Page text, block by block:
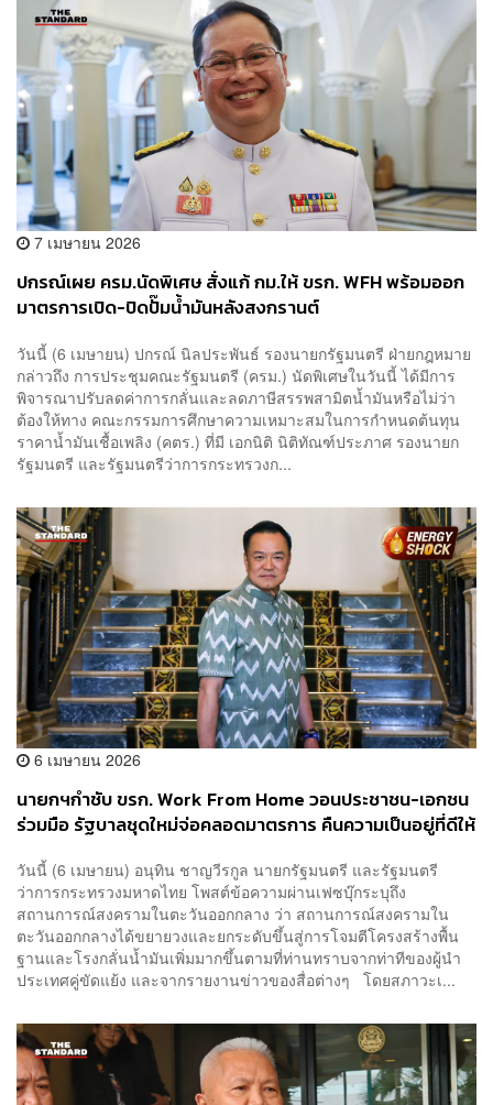
7 เมษายน 2026
ปกรณ์​เผย ครม.นัดพิเศษ​ สั่งแก้ กม.ให้ ขรก. WFH พร้อมออก
มาตรการเปิด​-​ปิดปั๊มน้ำมันหลังสงกรานต์​
วันนี้ (6 เมษายน) ปกรณ์ นิลประพันธ์ รองนายกรัฐมนตรี ฝ่ายกฎหมาย​
กล่าวถึง การประชุมคณะรัฐมนตรี (ครม.) นัดพิเศษในวันนี้ ได้มีการ
พิจารณาปรับลดค่าการกลั่นและลดภาษีสรรพสามิตน้ำมันหรือไม่ว่า
ต้องให้ทาง คณะกรรมการศึกษาความเหมาะสมในการกำหนดต้นทุน
ราคาน้ำมันเชื้อเพลิง​ (คตร​.) ที่มี เอกนิ​ติ​ นิติ​ทัณฑ์​ประภาศ​ รองนายก​
รัฐมนตรี​ และ​รัฐมนตรี​ว่าการ​กระทรวง​ก...
6 เมษายน 2026
นายกฯกำชับ ขรก. Work From Home วอนประชาชน-เอกชน
ร่วมมือ รัฐบาลชุดใหม่จ่อคลอดมาตรการ คืนความเป็นอยู่ที่ดีให้
วันนี้ (6 เมษายน) อนุทิน ชาญวีรกูล นายกรัฐมนตรี และรัฐมนตรี
ว่าการกระทรวงมหาดไทย โพสต์ข้อความผ่านเฟซบุ๊กระบุถึง
สถานการณ์สงครามในตะวันออกกลาง ว่า สถานการณ์สงครามใน
ตะวันออกกลางได้ขยายวงและยกระดับขึ้นสู่การโจมตีโครงสร้างพื้น
ฐานและโรงกลั่นน้ำมันเพิ่มมากขึ้นตามที่ท่านทราบจากท่าทีของผู้นำ
ประเทศคู่ขัดแย้ง และจากรายงานข่าวของสื่อต่างๆ โดยสภาวะเ...